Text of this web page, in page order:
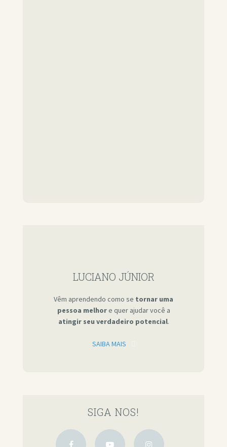
LUCIANO JÚNIOR
Vêm aprendendo como se tornar uma
pessoa melhore quer ajudar você a
atingir seu verdadeiro potencial.
SAIBA MAIS
SIGA NOS!